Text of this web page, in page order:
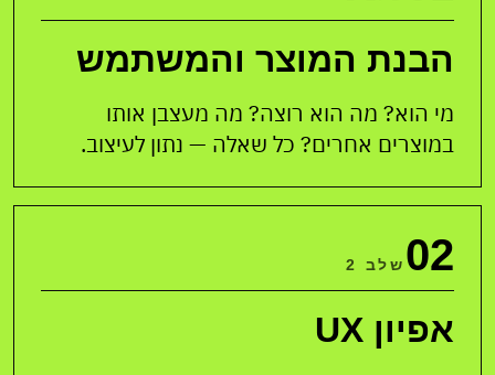
הבנת המוצר והמשתמש
מי הוא? מה הוא רוצה? מה מעצבן אותו
במוצרים אחרים? כל שאלה — נתון לעיצוב.
02 שלב 2
אפיון UX